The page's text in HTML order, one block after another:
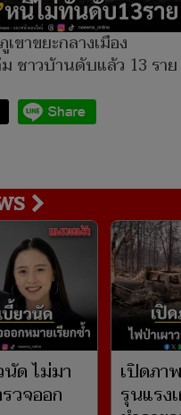
ขาขยะกลางเมือง
ชาวบ้านดับแล้ว 13 ราย
ด ไม่มา
วจออก
เปิดภา
รุนแรง